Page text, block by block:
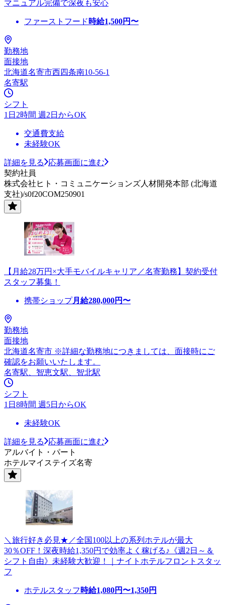
マニュアル完備で深夜も安心
ファーストフード 時給1,500円〜
勤務地
面接地
北海道名寄市西四条南10-56-1
名寄駅
シフト
1日2時間 週2日からOK
交通費支給
未経験OK
詳細を見る
応募画面に進む
契約社員
株式会社ヒト・コミュニケーションズ人材開発本部 (北海道
支社)/s0f20COM250901
【月給28万円×大手モバイルキャリア／名寄勤務】契約受付
スタッフ募集！
携帯ショップ月給280,000円〜
勤務地
面接地
北海道名寄市 ※詳細な勤務地につきましては、面接時にご
確認をお願いいたします。
名寄駅、智恵文駅、智北駅
シフト
1日8時間 週5日からOK
未経験OK
詳細を見る
応募画面に進む
アルバイト・パート
ホテルマイステイズ名寄
＼旅行好き必見★／全国100以上の系列ホテルが最大
30％OFF！深夜時給1,350円で効率よく稼げる♪《週2日～＆
シフト自由》未経験大歓迎！｜ナイトホテルフロントスタッ
フ
ホテルスタッフ 時給1,080円〜1,350円